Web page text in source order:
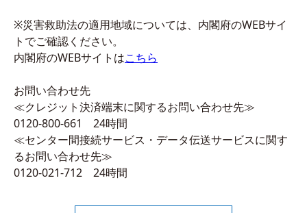
※災害救助法の適用地域については、内閣府のWEBサイ
トでご確認ください。
内閣府のWEBサイトはこちら
お問い合わせ先
≪クレジット決済端末に関するお問い合わせ先≫
0120-800-661 24時間
≪センター間接続サービス・データ伝送サービスに関す
るお問い合わせ先≫
0120-021-712 24時間